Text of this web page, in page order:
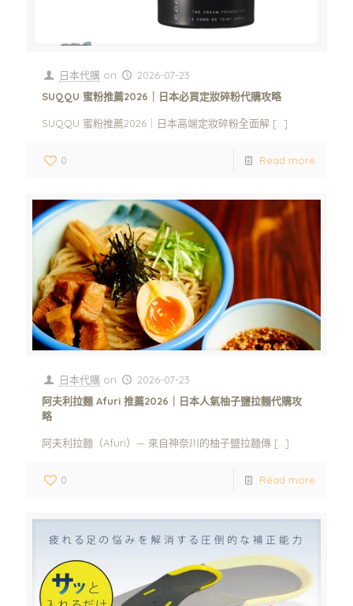
日本代購 on
2026-07-23
SUQQU 蜜粉推薦2026｜日本必買定妝碎粉代購攻略
SUQQU 蜜粉推薦2026｜日本高端定妝碎粉全面解 […]
0 Read more
日本代購 on
2026-07-23
阿夫利拉麵 Afuri 推薦2026｜日本人氣柚子鹽拉麵代購攻
略
阿夫利拉麵（Afuri）— 來自神奈川的柚子鹽拉麵傳 […]
0 Read more